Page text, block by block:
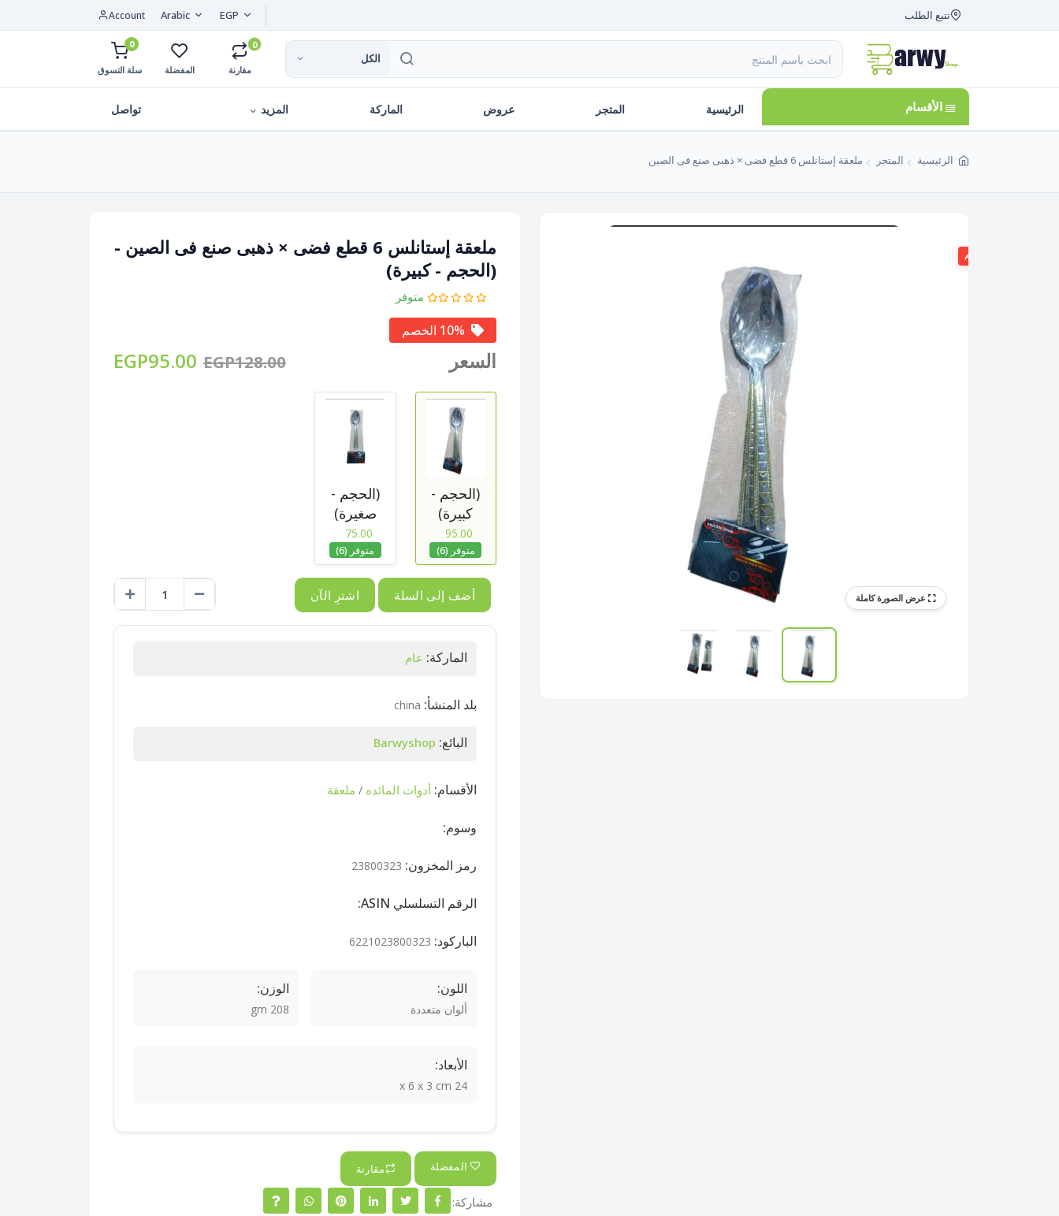
تتبع الطلب EGP
Arabic
Account
الكل
0
مقارنة المفضلة
0
سلة التسوق
الأقسام الرئيسية المتجر عروض الماركة المزيد تواصل
الرئيسية المتجر ملعقة إستانلس 6 قطع فضى × ذهبى صنع فى الصين
الخصم ملعقة إستانلس 6 قطع فضى × ذهبى صنع فى الصين
-
(الحجم - كبيرة)
متوفر
السعر EGP128.00
EGP95.00
(الحجم -
كبيرة)
95.00
متوفر (6)
(الحجم -
صغيرة)
75.00
متوفر (6)
أضف إلى السلة اشترِ الآن
الماركة: عام
بلد المنشأ: china
البائع: Barwyshop
الأقسام: أدوات المائده / ملعقة
وسوم:
رمز المخزون: 23800323
الرقم التسلسلي ASIN:
الباركود: 6221023800323
اللون:
ألوان متعددة
الوزن:
208 gm
الأبعاد:
24 x 6 x 3 cm
المفضلة مقارنة
مشاركة: